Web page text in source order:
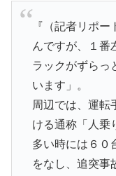
『（記者リポ
んですが、１番
ラックがずらっ
います」。
周辺では、運転
ける通称「人乗
多い時には６０
をなし、追突事